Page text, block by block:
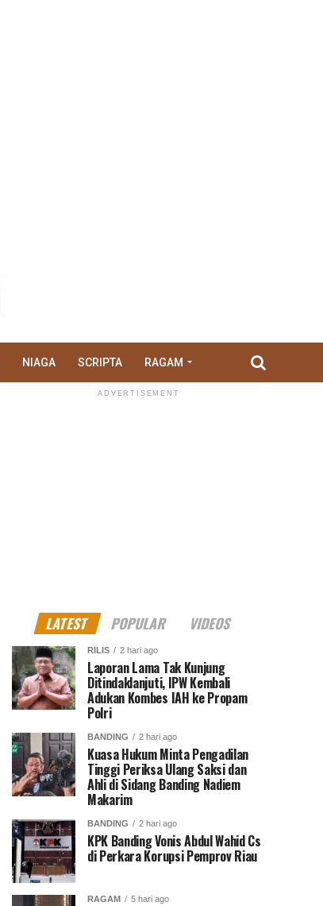
NIAGA SCRIPTA RAGAM
ADVERTISEMENT
LATEST POPULAR VIDEOS
RILIS 2 hari ago
Laporan Lama Tak Kunjung
Ditindaklanjuti, IPW Kembali
Adukan Kombes IAH ke Propam
Polri
BANDING 2 hari ago
Kuasa Hukum Minta Pengadilan
Tinggi Periksa Ulang Saksi dan
Ahli di Sidang Banding Nadiem
Makarim
BANDING 2 hari ago
KPK Banding Vonis Abdul Wahid Cs
di Perkara Korupsi Pemprov Riau
RAGAM 5 hari ago